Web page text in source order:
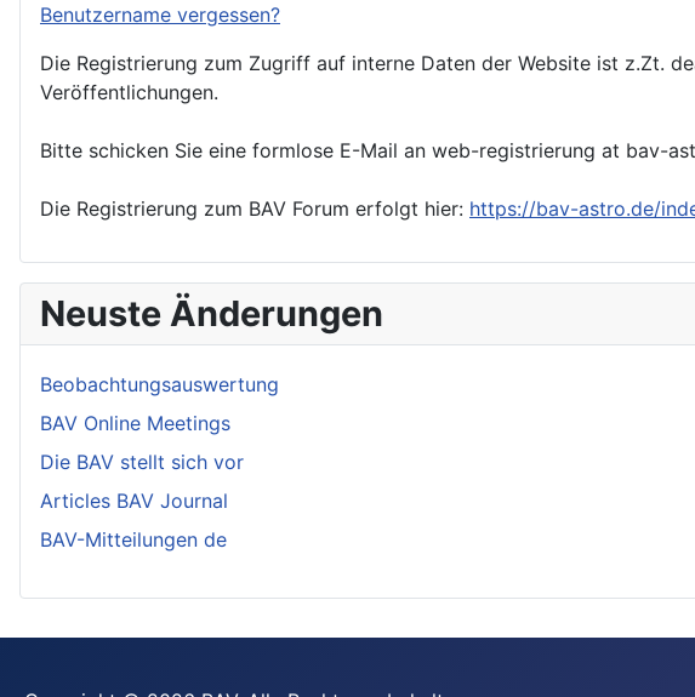
Benutzername vergessen?
Die Registrierung zum Zugriff auf interne Daten der Website ist z.Zt.
Veröffentlichungen.
Bitte schicken Sie eine formlose E-Mail an web-registrierung at bav-
Die Registrierung zum BAV Forum erfolgt hier: https://bav-astro.de/
Neuste Änderungen
Beobachtungsauswertung
BAV Online Meetings
Die BAV stellt sich vor
Articles BAV Journal
BAV-Mitteilungen de